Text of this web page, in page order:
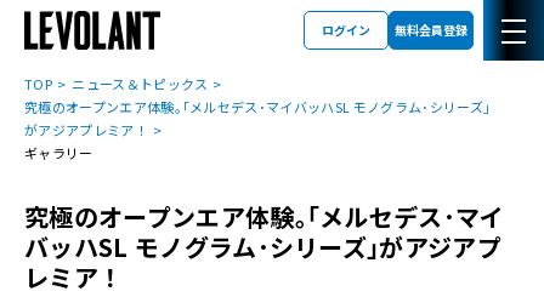
ログイン 無料会員登録
TOP
ニュース＆トピックス
究極のオープンエア体験｡｢メルセデス･マイバッハSL モノグラム･シリーズ｣
がアジアプレミア！
ギャラリー
究極のオープンエア体験｡｢メルセデス･マイ
バッハSL モノグラム･シリーズ｣がアジアプ
レミア！